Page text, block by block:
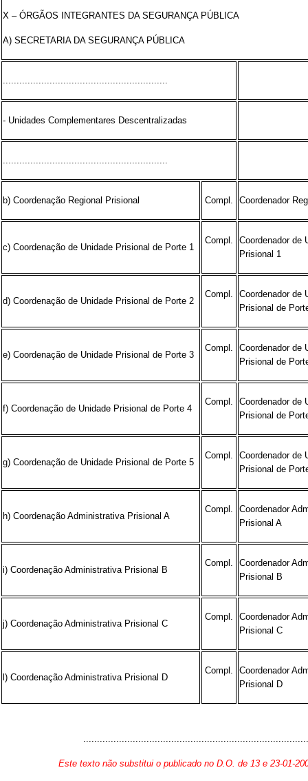
X – ÓRGÃOS INTEGRANTES DA SEGURANÇA PÚBLICA
A) SECRETARIA DA SEGURANÇA PÚBLICA
............................................................
- Unidades Complementares Descentralizadas
............................................................
b) Coordenação Regional Prisional Compl. Coordenador
c) Coordenação de Unidade Prisional de Porte 1
Compl.
Coordenador de
Prisional 1
d) Coordenação de Unidade Prisional de Porte 2
Compl.
Coordenador de
Prisional de
e) Coordenação de Unidade Prisional de Porte 3
Compl.
Coordenador de
Prisional de
f) Coordenação de Unidade Prisional de Porte 4
Compl.
Coordenador de
Prisional de
g) Coordenação de Unidade Prisional de Porte 5
Compl.
Coordenador de
Prisional de
h) Coordenação Administrativa Prisional A
Compl.
Coordenador
Prisional A
i) Coordenação Administrativa Prisional B
Compl.
Coordenador
Prisional B
j) Coordenação Administrativa Prisional C
Compl.
Coordenador
Prisional C
l) Coordenação Administrativa Prisional D
Compl.
Coordenador
Prisional D
Este texto não substitui o publicado no D.O. de 13 e 23-01-